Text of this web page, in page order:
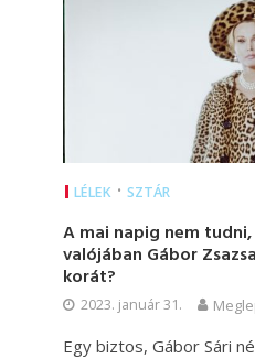
LÉLEK • SZTÁR
A mai napig nem
valójában Gábor
korát?
2023. január 31.
Egy biztos, Gábor Sári